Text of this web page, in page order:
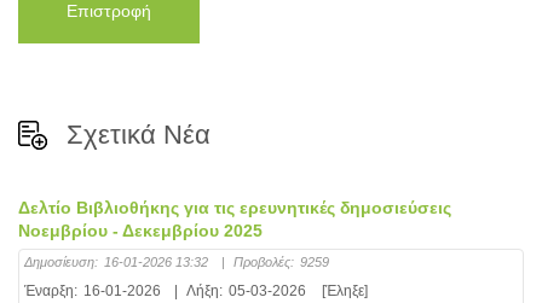
Επιστροφή
Σχετικά Νέα
Δελτίο Βιβλιοθήκης για τις ερευνητικές δημοσιεύσεις
Νοεμβρίου - Δεκεμβρίου 2025
Δημοσίευση: 16-01-2026 13:32 Προβολές: 9259
Έναρξη: 16-01-2026 Λήξη: 05-03-2026 [Έληξε]